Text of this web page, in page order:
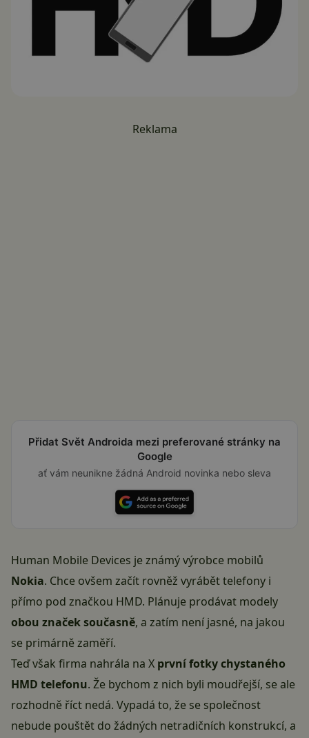
Reklama
Přidat Svět Androida mezi preferované stránky na
Google
ať vám neunikne žádná Android novinka nebo sleva
Human Mobile Devices je známý výrobce mobilů
Nokia. Chce ovšem začít rovněž vyrábět telefony i
přímo pod značkou HMD. Plánuje prodávat modely
obou značek současně, a zatím není jasné, na jakou
se primárně zaměří.
Teď však firma nahrála na X první fotky chystaného
HMD telefonu. Že bychom z nich byli moudřejší, se ale
rozhodně říct nedá. Vypadá to, že se společnost
nebude pouštět do žádných netradičních konstrukcí, a